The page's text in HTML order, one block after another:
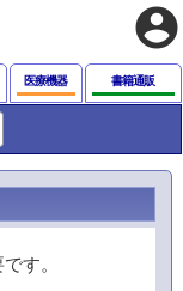
account_circle
医療機器 書籍通販
す。